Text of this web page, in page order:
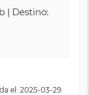
| Destino:
el: 2025-03-29